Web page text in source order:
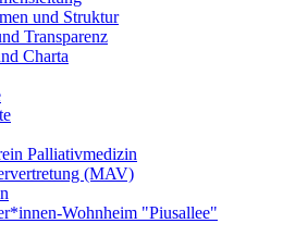
und Struktur
Transparenz
Charta
Palliativmedizin
(MAV)
Wohnheim "Piusallee"